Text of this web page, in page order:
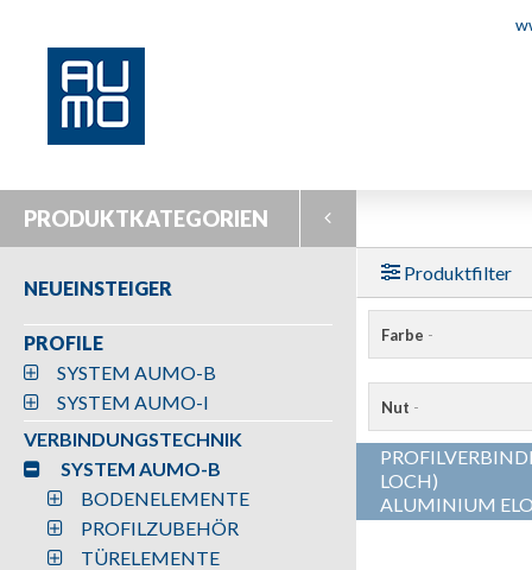
PRODUKTKATEGORIEN
NEUEINSTEIGER
PROFILE
SYSTEM AUMO-B
SYSTEM AUMO-I
VERBINDUNGSTECHNIK
SYSTEM AUMO-B
BODENELEMENTE
PROFILZUBEHÖR
TÜRELEMENTE
Produktfilter
Farbe -
Nut -
LOCH)
ALUMINIUM